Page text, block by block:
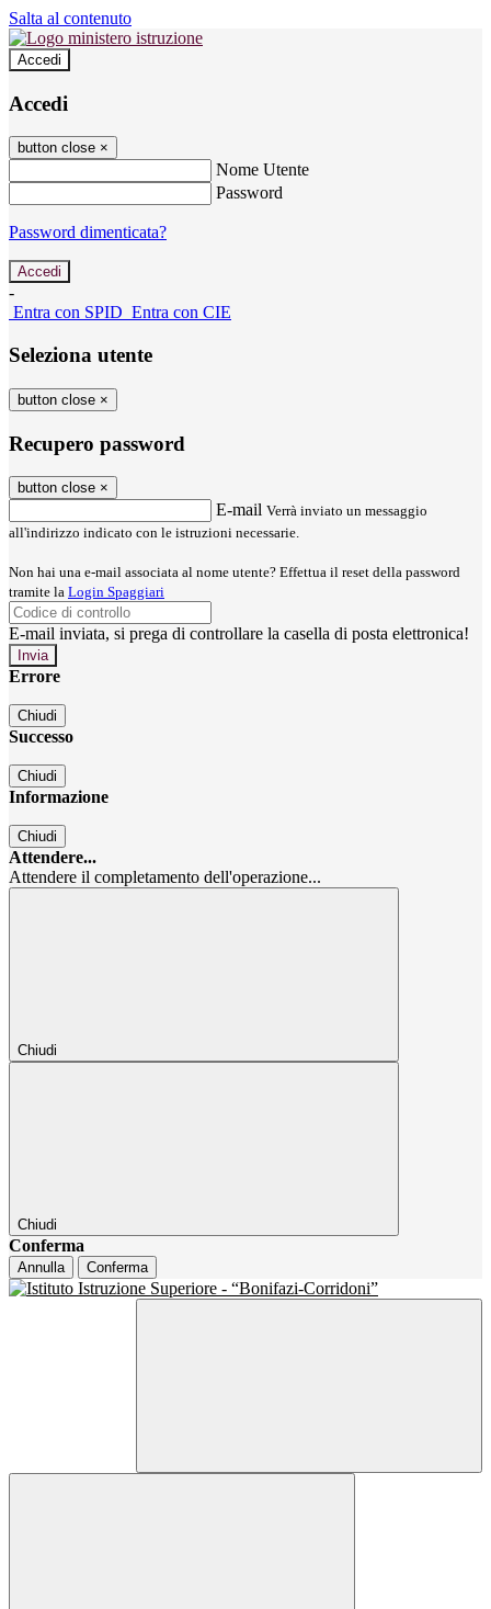
Salta al contenuto
Accedi
Accedi
button close ×
Nome Utente
Password
Password dimenticata?
-
Entra con SPID Entra con CIE
Seleziona utente
button close ×
Recupero password
button close ×
E-mail Verrà inviato un messaggio
all'indirizzo indicato con le istruzioni necessarie.
Non hai una e-mail associata al nome utente? Effettua il reset della password
tramite la Login Spaggiari
E-mail inviata, si prega di controllare la casella di posta elettronica!
Errore
Chiudi
Successo
Chiudi
Informazione
Chiudi
Attendere...
Attendere il completamento dell'operazione...
Chiudi
Chiudi
Conferma
Annulla Conferma